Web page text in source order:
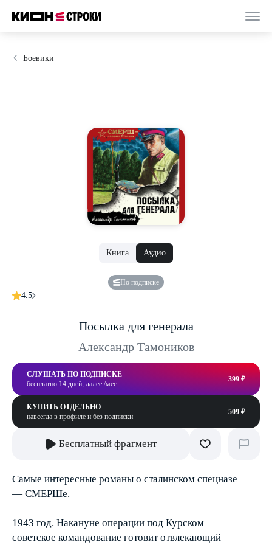
Боевики
Книга Аудио
По подписке
4.5
Посылка для генерала
Александр Тамоников
СЛУШАТЬ ПО ПОДПИСКЕ
бесплатно 14 дней, далее /мес
399 ₽
КУПИТЬ ОТДЕЛЬНО
навсегда в профиле и без подписки
509 ₽
Бесплатный фрагмент
Самые интересные романы о сталинском спецназе
— СМЕРШе.
1943 год. Накануне операции под Курском
советское командование готовит отвлекающий